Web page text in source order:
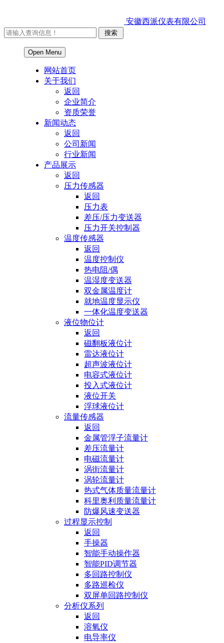
安徽西派仪表有限公司
Open Menu
网站首页
关于我们
返回
企业简介
资质荣誉
新闻动态
返回
公司新闻
行业新闻
产品展示
返回
压力传感器
返回
压力表
差压/压力变送器
压力开关控制器
温度传感器
返回
温度控制仪
热电阻/偶
温湿度变送器
双金属温度计
就地温度显示仪
一体化温度变送器
液位物位计
返回
磁翻板液位计
雷达液位计
超声波液位计
电容式液位计
投入式液位计
液位开关
浮球液位计
流量传感器
返回
金属管浮子流量计
差压流量计
电磁流量计
涡街流量计
涡轮流量计
热式气体质量流量计
科里奥利质量流量计
防爆风速变送器
过程显示控制
返回
手操器
智能手动操作器
智能PID调节器
多回路控制仪
多路巡检仪
双屏单回路控制仪
分析仪系列
返回
溶氧仪
电导率仪